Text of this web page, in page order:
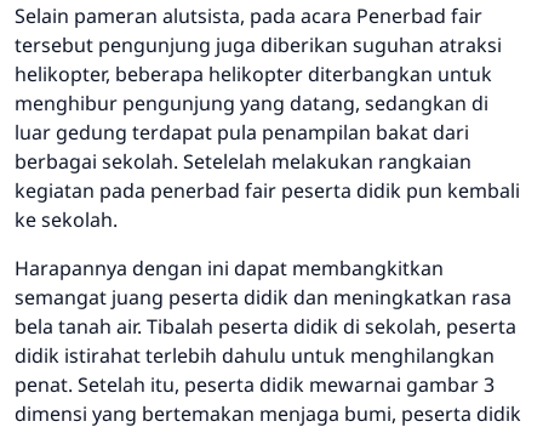
Selain pameran alutsista, pada acara Penerbad fair
tersebut pengunjung juga diberikan suguhan atraksi
helikopter, beberapa helikopter diterbangkan untuk
menghibur pengunjung yang datang, sedangkan di
luar gedung terdapat pula penampilan bakat dari
berbagai sekolah. Setelelah melakukan rangkaian
kegiatan pada penerbad fair peserta didik pun kembali
ke sekolah.
Harapannya dengan ini dapat membangkitkan
semangat juang peserta didik dan meningkatkan rasa
bela tanah air. Tibalah peserta didik di sekolah, peserta
didik istirahat terlebih dahulu untuk menghilangkan
penat. Setelah itu, peserta didik mewarnai gambar 3
dimensi yang bertemakan menjaga bumi, peserta didik